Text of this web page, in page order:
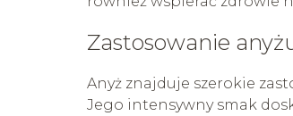
Zastosowanie
Anyż znajduje szerokie
Jego intensywny smak